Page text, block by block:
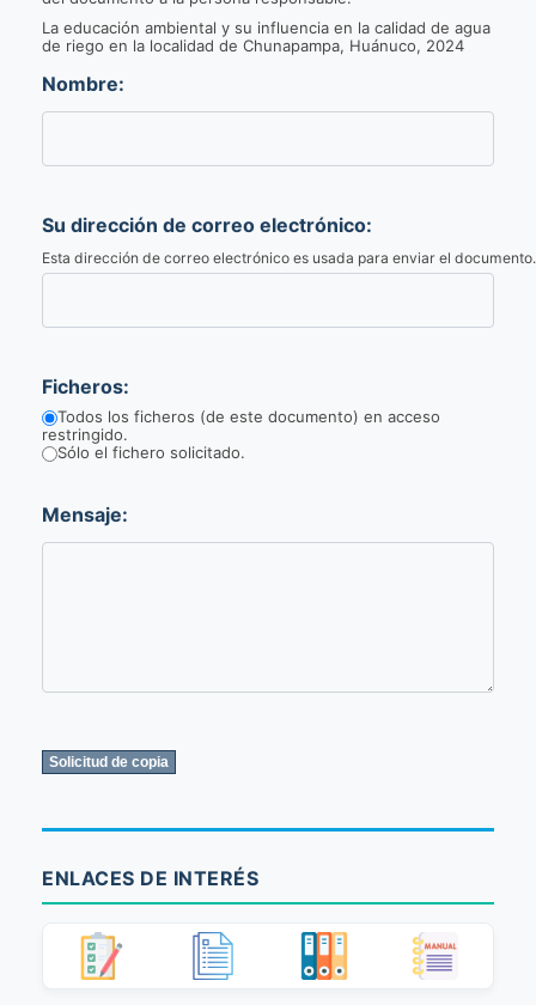
La educación ambiental y su influencia en la calidad de agua
de riego en la localidad de Chunapampa, Huánuco, 2024
Nombre:
Su dirección de correo electrónico:
Esta dirección de correo electrónico es usada para enviar el documento.
Ficheros:
Todos los ficheros (de este documento) en acceso
restringido.
Sólo el fichero solicitado.
Mensaje:
ENLACES DE INTERÉS